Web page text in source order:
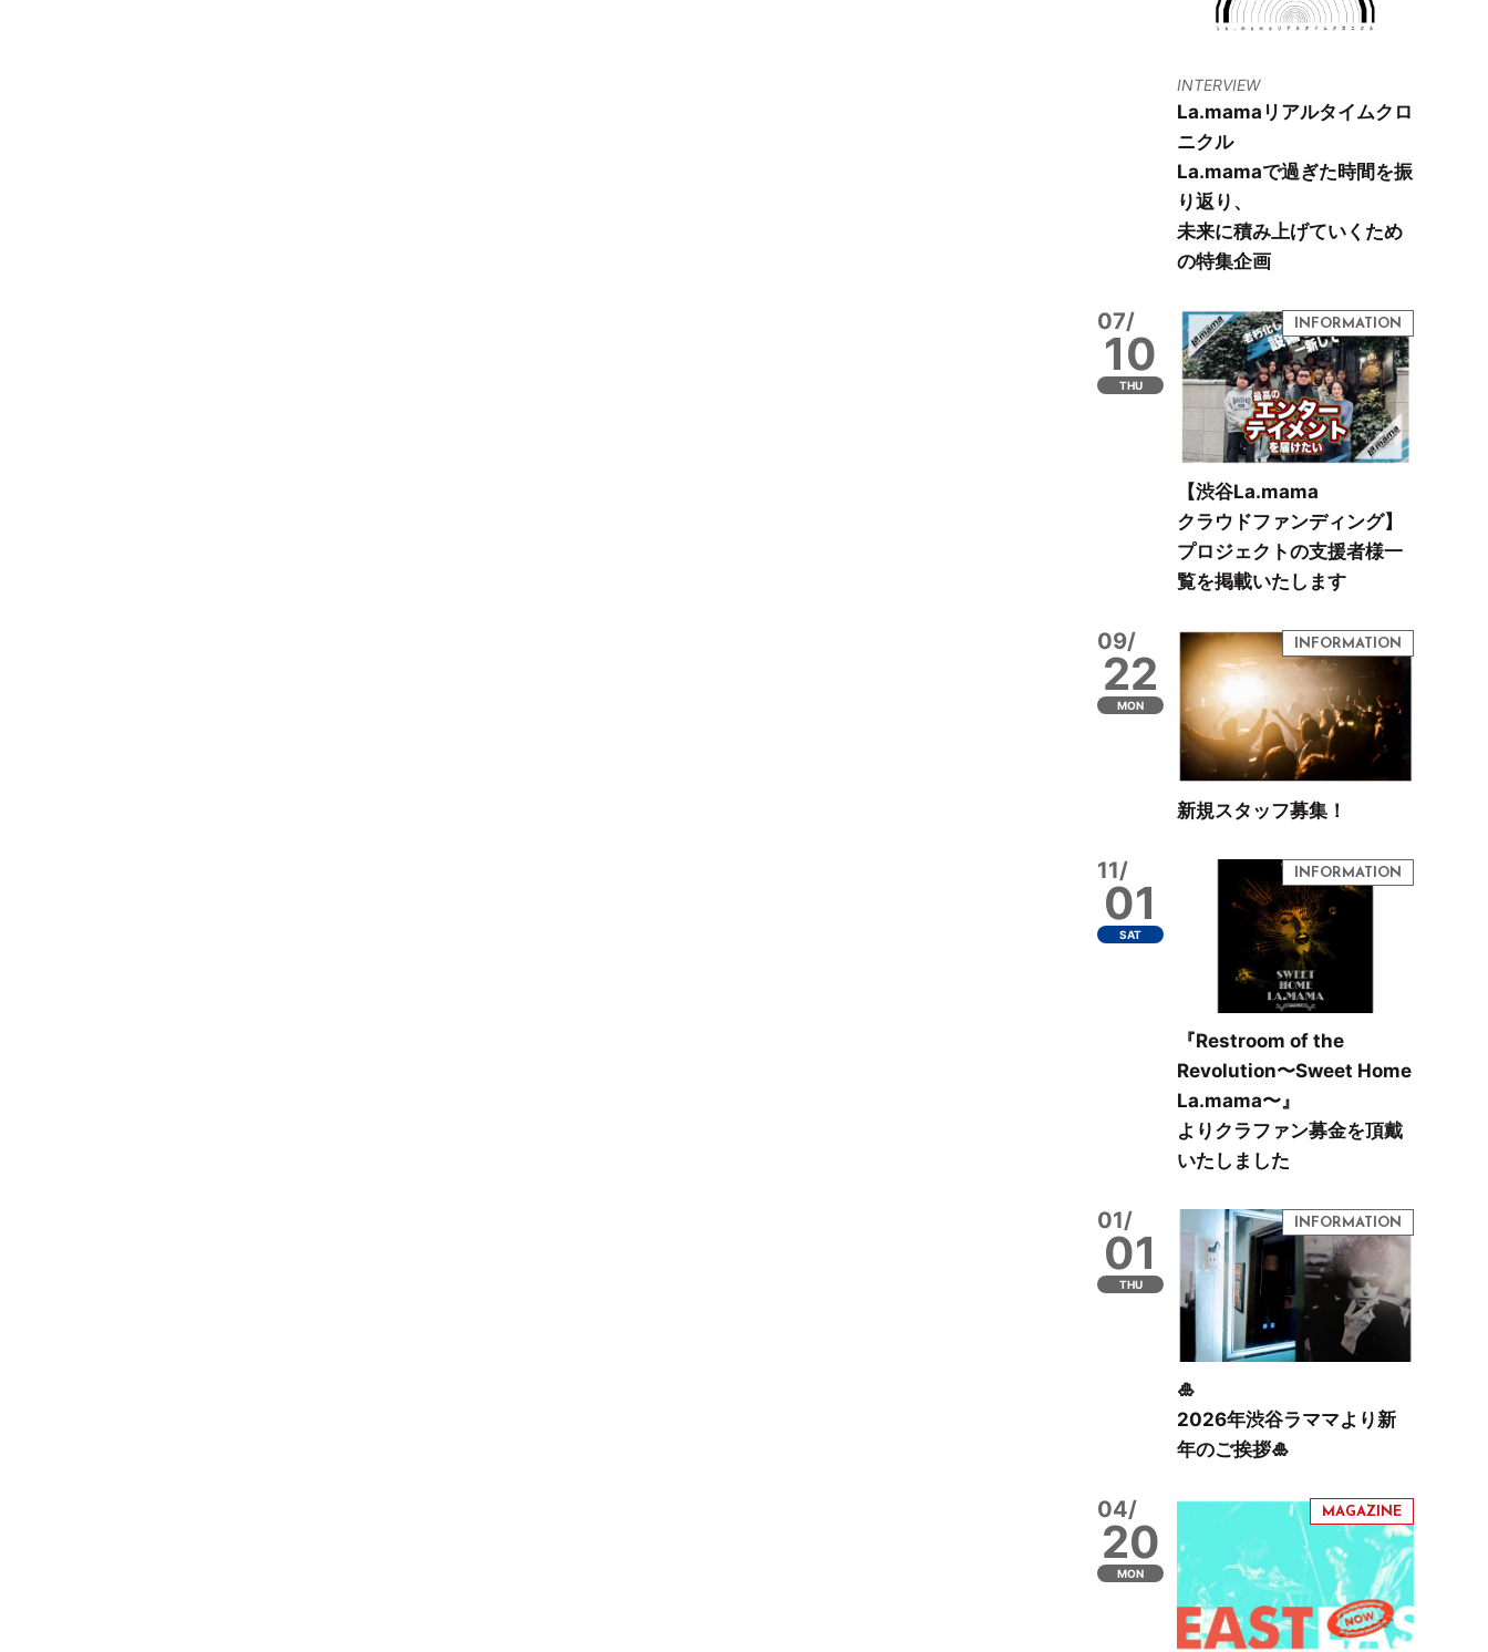
INTERVIEW
La.mamaリアルタイムクロ
ニクル
La.mamaで過ぎた時間を振
り返り、
未来に積み上げていくため
の特集企画
07/
10
THU
【渋谷La.mama
クラウドファンディング】
プロジェクトの支援者様一
覧を掲載いたします
09/
22
MON
新規スタッフ募集！
11/
01
SAT
『Restroom of the
Revolution〜Sweet Home
La.mama〜』
よりクラファン募金を頂戴
いたしました
01/
01
THU
🎍
2026年渋谷ラママより新
年のご挨拶🎍
04/
20
MON